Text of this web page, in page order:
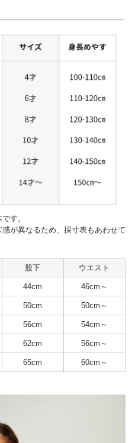
す。
が異なるため、採寸表もあわせて
股下 ウエスト
44cm 46cm～
50cm 50cm～
56cm 54cm～
62cm 56cm～
65cm 60cm～